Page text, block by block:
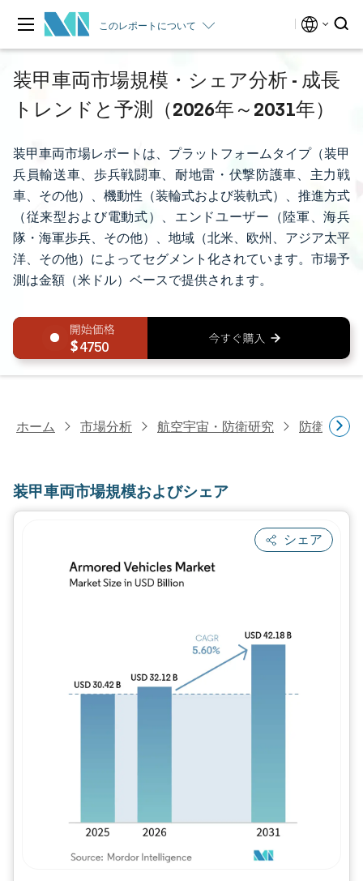
このレポートについて
装甲車両市場規模・シェア分析 - 成長
トレンドと予測（2026年～2031年）
装甲車両市場レポートは、プラットフォームタイプ（装甲
兵員輸送車、歩兵戦闘車、耐地雷・伏撃防護車、主力戦
車、その他）、機動性（装輪式および装軌式）、推進方式
（従来型および電動式）、エンドユーザー（陸軍、海兵
隊・海軍歩兵、その他）、地域（北米、欧州、アジア太平
洋、その他）によってセグメント化されています。市場予
測は金額（米ドル）ベースで提供されます。
4750
ホーム 市場分析 航空宇宙・防衛研究 防衛研究
装甲車両市場規模およびシェア
シェア